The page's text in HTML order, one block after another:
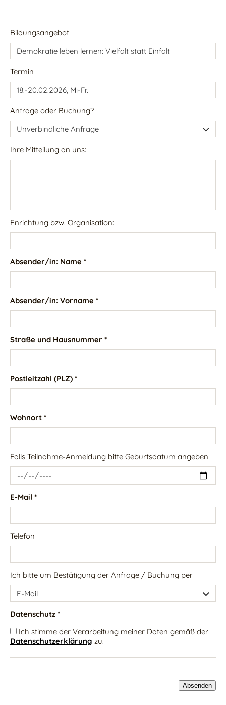
Bildungsangebot
Termin
Anfrage oder Buchung?
Ihre Mitteilung an uns:
Enrichtung bzw. Organisation:
Absender/in: Name *
Absender/in: Vorname *
Straße und Hausnummer *
Postleitzahl (PLZ) *
Wohnort *
Falls Teilnahme-Anmeldung bitte Geburtsdatum angeben
E-Mail *
Telefon
Ich bitte um Bestätigung der Anfrage / Buchung per
Datenschutz *
Ich stimme der Verarbeitung meiner Daten gemäß der
Datenschutzerklärung zu.